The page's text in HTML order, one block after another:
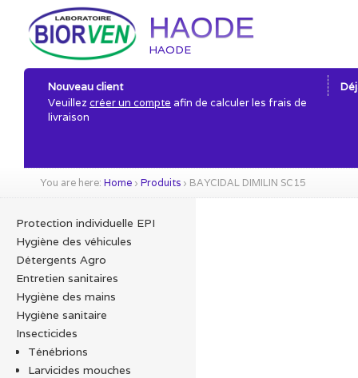
HAODE
HAODE
Nouveau client
Veuillez créer un compte afin de calculer les frais de
livraison
You are here: Home › Produits › BAYCIDAL DIMILIN SC15
Protection individuelle EPI
Hygiène des véhicules
Détergents Agro
Entretien sanitaires
Hygiène des mains
Hygiène sanitaire
Insecticides
Ténébrions
Larvicides mouches